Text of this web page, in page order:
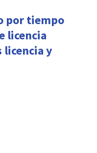
por tiempo
licencia
licencia y